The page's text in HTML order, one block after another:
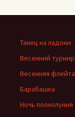
Танец на ладони
Весенний турнир
Весенняя флейта
Барабашка
Ночь полнолуния